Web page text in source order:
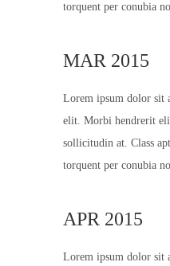
torquent per conubia
MAR 2015
Lorem ipsum dolor sit
elit. Morbi hendrerit
sollicitudin at. Class
torquent per conubia
APR 2015
Lorem ipsum dolor sit